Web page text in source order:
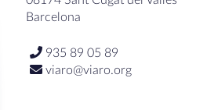
Barcelona
935 89 05 89
viaro@viaro.org